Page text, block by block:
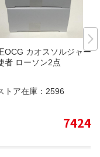
OCG カオスソルジャー開
者 ローソン2点
トア在庫： 2596
7424